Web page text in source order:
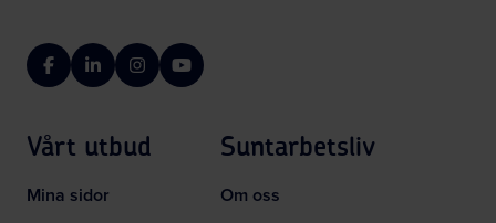
FacebookLinkedInInstagramYouTube
Vårt utbud
Mina sidor
Suntarbetsliv
Om oss